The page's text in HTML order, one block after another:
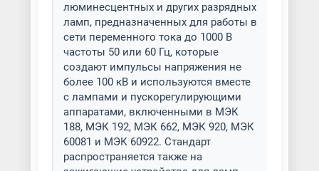
люминесцентных и других разрядных
ламп, предназначенных для работы в
сети переменного тока до 1000 В
частоты 50 или 60 Гц, которые
создают импульсы напряжения не
более 100 кВ и используются вместе
с лампами и пускорегулирующими
аппаратами, включенными в МЭК
188, МЭК 192, МЭК 662, МЭК 920, МЭК
60081 и МЭК 60922. Стандарт
распространяется также на